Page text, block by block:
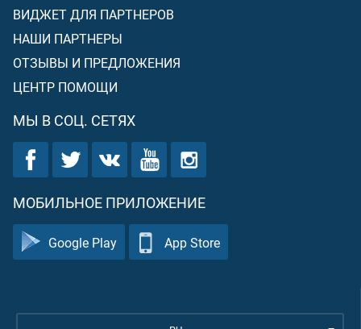
ВИДЖЕТ ДЛЯ ПАРТНЕРОВ
НАШИ ПАРТНЕРЫ
ОТЗЫВЫ И ПРЕДЛОЖЕНИЯ
ЦЕНТР ПОМОЩИ
МЫ В СОЦ. СЕТЯХ
МОБИЛЬНОЕ ПРИЛОЖЕНИЕ
Google Play App Store